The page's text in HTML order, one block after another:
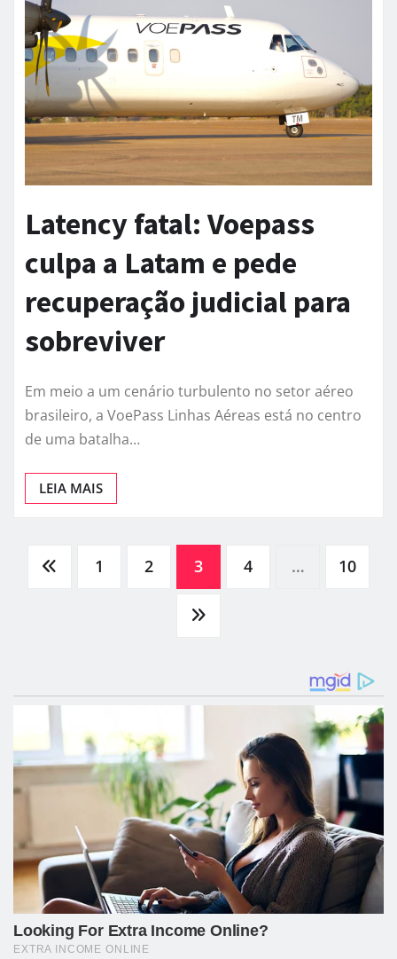
Latency fatal: Voepass
culpa a Latam e pede
recuperação judicial para
sobreviver
Em meio a um cenário turbulento no setor aéreo
brasileiro, a VoePass Linhas Aéreas está no centro
de uma batalha…
LEIA MAIS
Navegação
1 2 3 4 … 10